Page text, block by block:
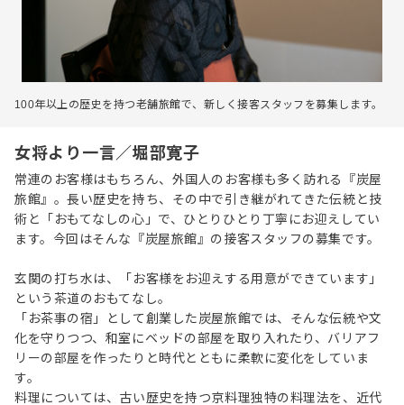
100年以上の歴史を持つ老舗旅館で、新しく接客スタッフを募集します。
女将より一言／堀部寛子
常連のお客様はもちろん、外国人のお客様も多く訪れる『炭屋
旅館』。長い歴史を持ち、その中で引き継がれてきた伝統と技
術と「おもてなしの心」で、ひとりひとり丁寧にお迎えしてい
ます。今回はそんな『炭屋旅館』の接客スタッフの募集です。
玄関の打ち水は、「お客様をお迎えする用意ができています」
という茶道のおもてなし。
「お茶事の宿」として創業した炭屋旅館では、そんな伝統や文
化を守りつつ、和室にベッドの部屋を取り入れたり、バリアフ
リーの部屋を作ったりと時代とともに柔軟に変化をしていま
す。
料理については、古い歴史を持つ京料理独特の料理法を、近代